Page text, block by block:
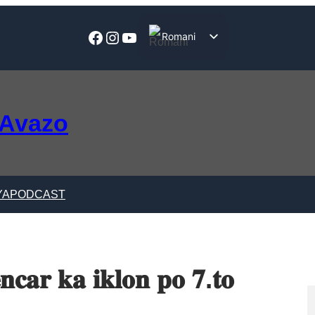
Facebook
Instagram
YouTube
Romani
PODCAST
𝐤𝐚 𝐢𝐤𝐥𝐨𝐧 𝐩𝐨 𝟕.𝐭𝐨